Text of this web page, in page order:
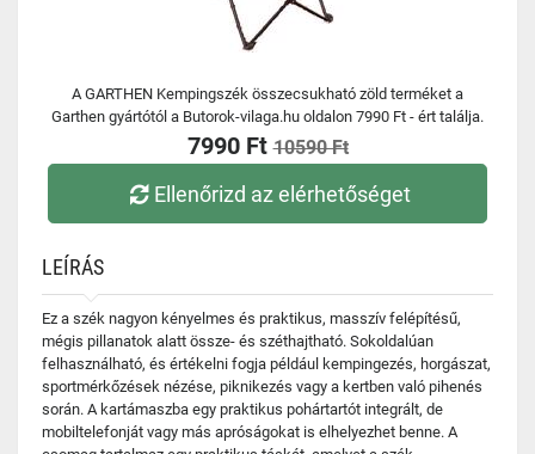
A GARTHEN Kempingszék összecsukható zöld terméket a
Garthen gyártótól a Butorok-vilaga.hu oldalon 7990 Ft - ért találja.
7990 Ft10590 Ft
Ellenőrizd az elérhetőséget
LEÍRÁS
Ez a szék nagyon kényelmes és praktikus, masszív felépítésű,
mégis pillanatok alatt össze- és széthajtható. Sokoldalúan
felhasználható, és értékelni fogja például kempingezés, horgászat,
sportmérkőzések nézése, piknikezés vagy a kertben való pihenés
során. A kartámaszba egy praktikus pohártartót integrált, de
mobiltelefonját vagy más apróságokat is elhelyezhet benne. A